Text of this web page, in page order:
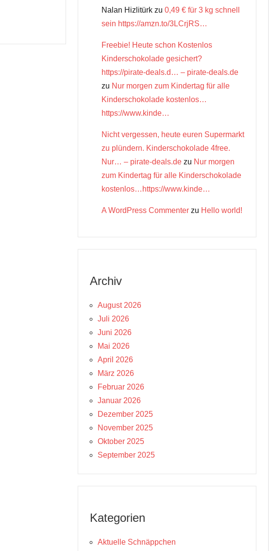
Nalan Hizlitürk zu 0,49 € für 3 kg schnell
sein https://amzn.to/3LCrjRS…
Freebie! Heute schon Kostenlos
Kinderschokolade gesichert?
https://pirate-deals.d… – pirate-deals.de
zu Nur morgen zum Kindertag für alle
Kinderschokolade kostenlos…
https://www.kinde…
Nicht vergessen, heute euren Supermarkt
zu plündern. Kinderschokolade 4free.
Nur… – pirate-deals.de zu Nur morgen
zum Kindertag für alle Kinderschokolade
kostenlos…https://www.kinde…
A WordPress Commenter zu Hello world!
Archiv
August 2026
Juli 2026
Juni 2026
Mai 2026
April 2026
März 2026
Februar 2026
Januar 2026
Dezember 2025
November 2025
Oktober 2025
September 2025
Kategorien
Aktuelle Schnäppchen